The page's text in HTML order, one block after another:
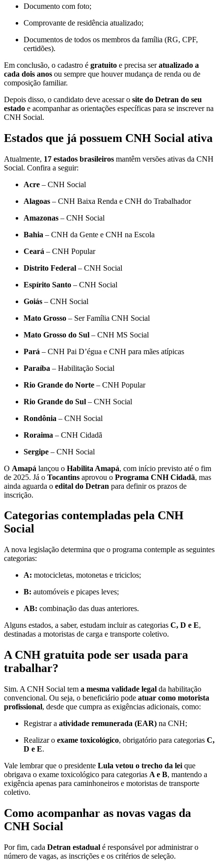
Documento com foto;
Comprovante de residência atualizado;
Documentos de todos os membros da família (RG, CPF,
certidões).
Em conclusão, o cadastro é gratuito e precisa seratualizado a
cada dois anos ou sempre que houver mudança de renda ou de
composição familiar.
Depois disso, o candidato deve acessar o site do Detran do seu
estado e acompanhar as orientações específicas para se inscrever na
CNH Social.
Estados que já possuem CNH Social ativa
Atualmente, 17 estados brasileiros mantêm versões ativas da CNH
Social. Confira a seguir:
Acre – CNH Social
Alagoas – CNH Baixa Renda e CNH do Trabalhador
Amazonas – CNH Social
Bahia – CNH da Gente e CNH na Escola
Ceará – CNH Popular
Distrito Federal – CNH Social
Espírito Santo – CNH Social
Goiás – CNH Social
Mato Grosso – Ser Família CNH Social
Mato Grosso do Sul – CNH MS Social
Pará – CNH Pai D’égua e CNH para mães atípicas
Paraíba – Habilitação Social
Rio Grande do Norte – CNH Popular
Rio Grande do Sul – CNH Social
Rondônia – CNH Social
Roraima – CNH Cidadã
Sergipe – CNH Social
O Amapá lançou o Habilita Amapá, com início previsto até o fim
de 2025. Já o Tocantins aprovou o Programa CNH Cidadã, mas
ainda aguarda o edital do Detran para definir os prazos de
inscrição.
Categorias contempladas pela CNH
Social
A nova legislação determina que o programa contemple as seguintes
categorias:
A: motocicletas, motonetas e triciclos;
B: automóveis e picapes leves;
AB: combinação das duas anteriores.
Alguns estados, a saber, estudam incluir as categorias C, D e E,
destinadas a motoristas de carga e transporte coletivo.
A CNH gratuita pode ser usada para
trabalhar?
Sim. A CNH Social tem a mesma validade legal da habilitação
convencional. Ou seja, o beneficiário pode atuar como motorista
profissional, desde que cumpra as exigências adicionais, como:
Registrar a atividade remunerada (EAR) na CNH;
Realizar o exame toxicológico, obrigatório para categorias C,
D e E.
Vale lembrar que o presidente Lula vetou o trecho da lei que
obrigava o exame toxicológico para categorias A e B, mantendo a
exigência apenas para caminhoneiros e motoristas de transporte
coletivo.
Como acompanhar as novas vagas da
CNH Social
Por fim, cada Detran estadual é responsável por administrar o
número de vagas, as inscrições e os critérios de seleção.